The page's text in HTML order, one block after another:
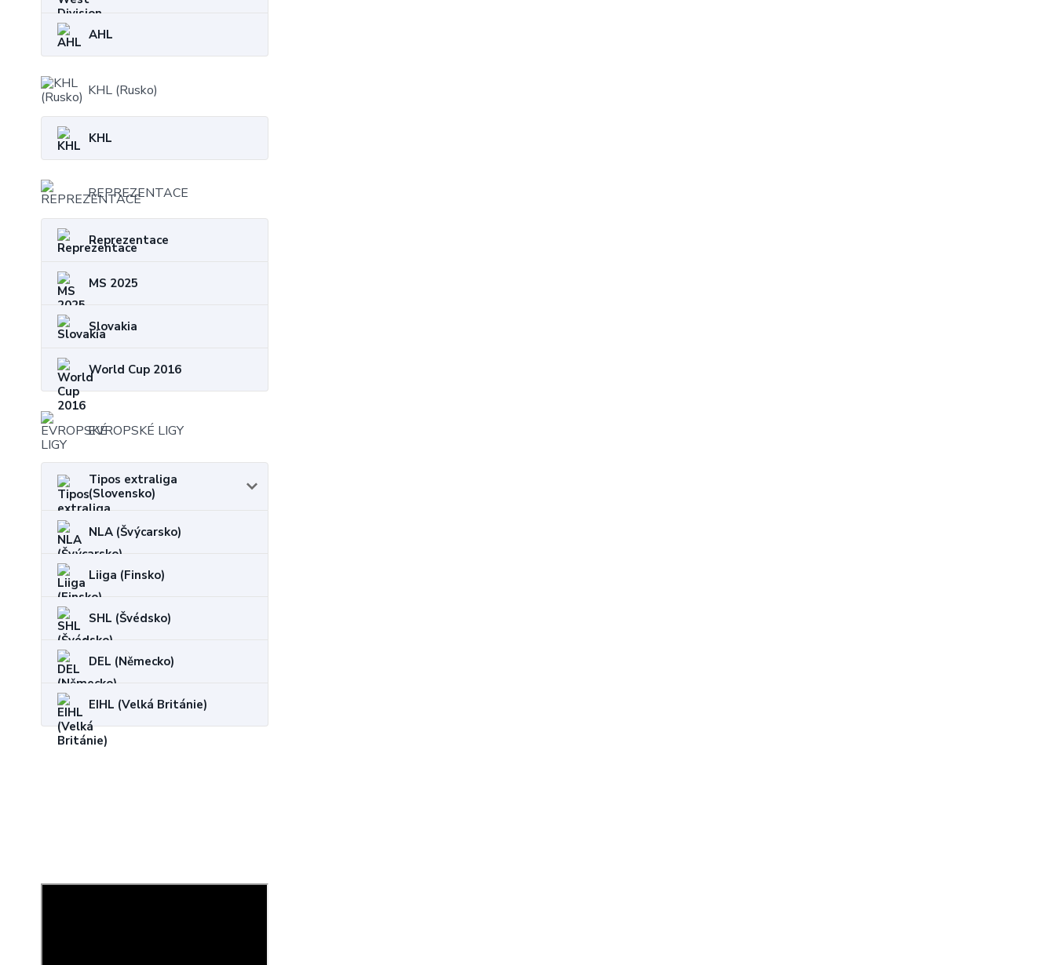
AHL
KHL (Rusko)
KHL
REPREZENTACE
Reprezentace
MS 2025
Slovakia
World Cup 2016
EVROPSKÉ LIGY
Tipos extraliga
(Slovensko)
NLA (Švýcarsko)
Liiga (Finsko)
SHL (Švédsko)
DEL (Německo)
EIHL (Velká Británie)